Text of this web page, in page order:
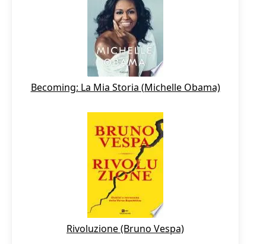
Becoming: La Mia Storia (Michelle Obama)
Rivoluzione (Bruno Vespa)